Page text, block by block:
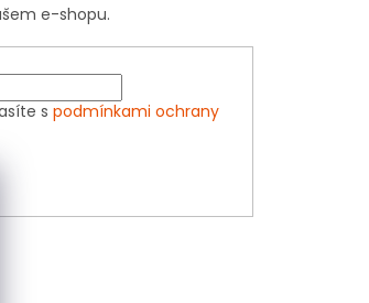
e-shopu.
spodmínkami ochrany